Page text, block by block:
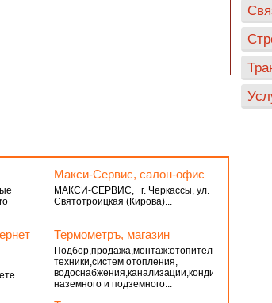
Макси-Сервис, салон-офис
МАКСИ-СЕРВИС, г. Черкассы, ул.
Святотроицкая (Кирова)...
Термометръ, магазин
Подбор,продажа,монтаж:отопительной
техники,систем отопления,
наземного и подземного...